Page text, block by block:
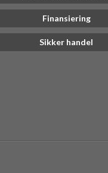
Finansiering
Sikker handel